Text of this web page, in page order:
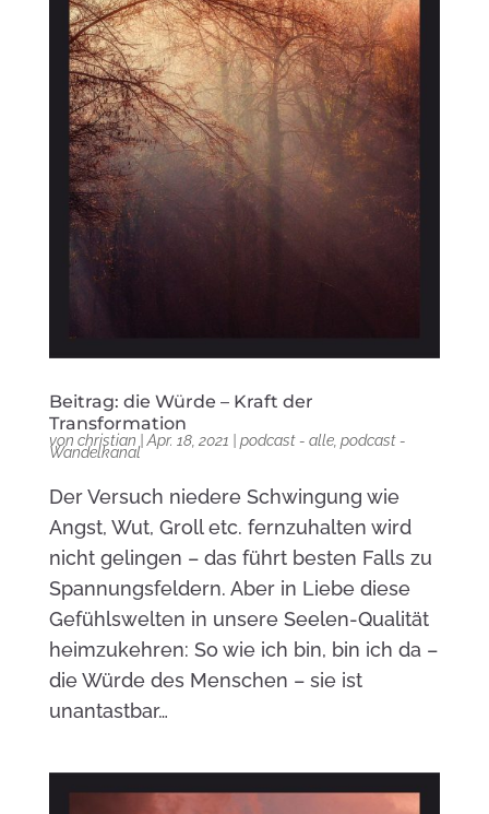
Beitrag: die Würde – Kraft der
Transformation
von christian |Apr. 18, 2021 podcast - alle, podcast -
Wandelkanal
Der Versuch niedere Schwingung wie
Angst, Wut, Groll etc. fernzuhalten wird
nicht gelingen – das führt besten Falls zu
Spannungsfeldern. Aber in Liebe diese
Gefühlswelten in unsere Seelen-Qualität
heimzukehren: So wie ich bin, bin ich da –
die Würde des Menschen – sie ist
unantastbar…